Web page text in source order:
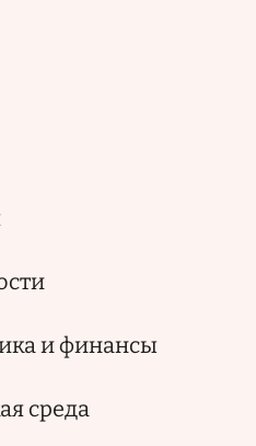
и финансы
среда